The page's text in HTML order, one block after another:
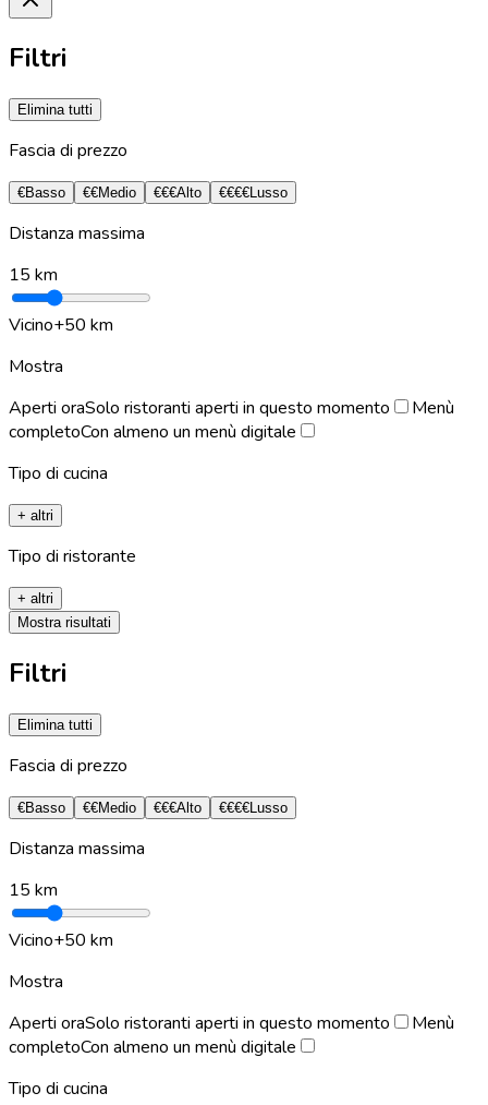
Filtri
Elimina tutti
Fascia di prezzo
€Basso €€Medio €€€Alto €€€€ Lusso
Distanza massima
15 km
Vicino+50 km
Mostra
Aperti oraSolo ristoranti aperti in questo momento
Menù
completoCon almeno un menù digitale
Tipo di cucina
+ altri
Tipo di ristorante
+ altri
Mostra risultati
Filtri
Elimina tutti
Fascia di prezzo
€Basso €€Medio €€€Alto €€€€Lusso
Distanza massima
15 km
Vicino+50 km
Mostra
Aperti oraSolo ristoranti aperti in questo momento
Menù
completoCon almeno un menù digitale
Tipo di cucina